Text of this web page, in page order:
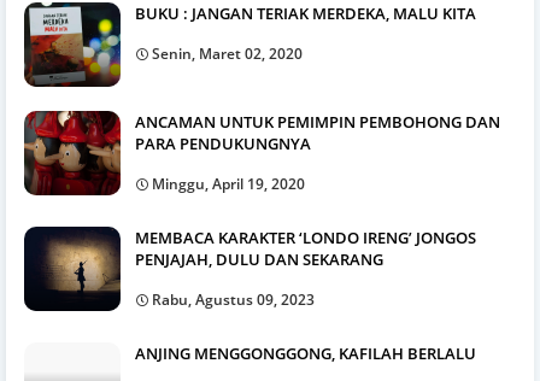
BUKU : JANGAN TERIAK MERDEKA, MALU KITA
Senin, Maret 02, 2020
ANCAMAN UNTUK PEMIMPIN PEMBOHONG DAN
PARA PENDUKUNGNYA
Minggu, April 19, 2020
MEMBACA KARAKTER ‘LONDO IRENG’ JONGOS
PENJAJAH, DULU DAN SEKARANG
Rabu, Agustus 09, 2023
ANJING MENGGONGGONG, KAFILAH BERLALU